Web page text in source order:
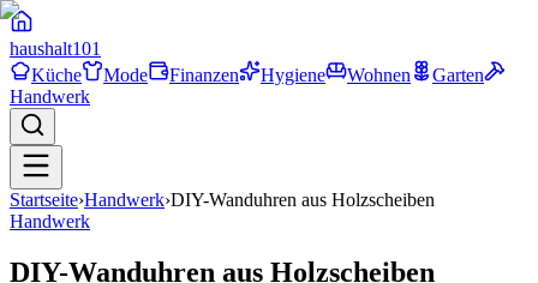
haushalt101
Küche
Mode Finanzen Hygiene Wohnen
Garten
Handwerk
Startseite›Handwerk›DIY-Wanduhren aus Holzscheiben
Handwerk
DIY-Wanduhren aus Holzscheiben